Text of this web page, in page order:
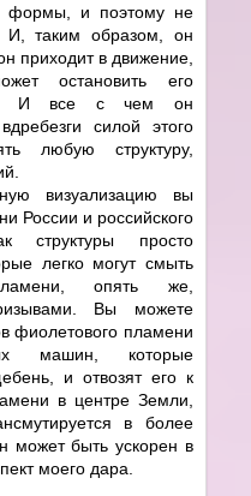
формы, и поэтому не
И, таким образом, он
приходит в движение,
остановить его
И все с чем он
силой этого
любую структуру,
визуализацию вы
России и российского
структуры просто
легко могут смыть
опять же,
Вы можете
фиолетового пламени
машин, которые
и отвозят его к
в центре Земли,
в более
может быть ускорен в
моего дара.